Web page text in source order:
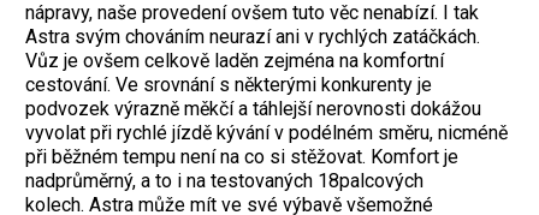
nápravy, naše provedení ovšem tuto věc nenabízí. I tak
Astra svým chováním neurazí ani v rychlých zatáčkách.
Vůz je ovšem celkově laděn zejména na komfortní
cestování. Ve srovnání s některými konkurenty je
podvozek výrazně měkčí a táhlejší nerovnosti dokážou
vyvolat při rychlé jízdě kývání v podélném směru, nicméně
při běžném tempu není na co si stěžovat. Komfort je
nadprůměrný, a to i na testovaných 18palcových
kolech. Astra může mít ve své výbavě všemožné